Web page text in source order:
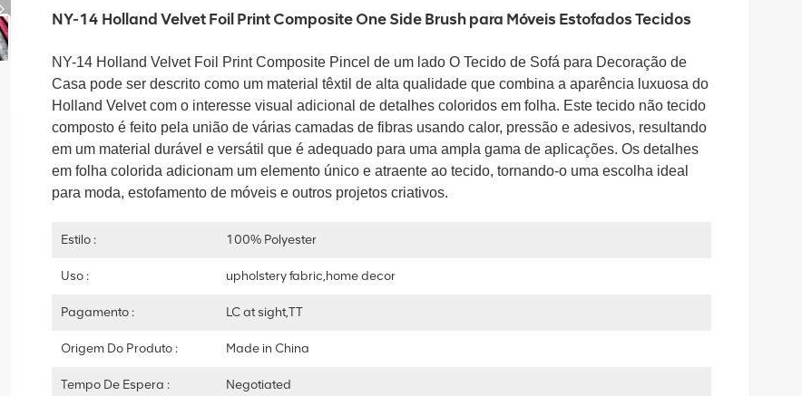
NY-14 Holland Velvet Foil Print Composite One Side Brush para Móveis Estofados Tecidos
NY-14 Holland Velvet Foil Print Composite Pincel de um ladoO Tecido de Sofá para Decoração de
Casa pode ser descrito como um material têxtil de alta qualidade que combina a aparência luxuosa do
Holland Velvet com o interesse visual adicional de detalhes coloridos em folha. Este tecido não tecido
composto é feito pela união de várias camadas de fibras usando calor, pressão e adesivos, resultando
em um material durável e versátil que é adequado para uma ampla gama de aplicações. Os detalhes
em folha colorida adicionam um elemento único e atraente ao tecido, tornando-o uma escolha ideal
para moda, estofamento de móveis e outros projetos criativos.
Estilo : 100% Polyester
Uso : upholstery fabric,home decor
Pagamento : LC at sight,TT
Origem Do Produto : Made in China
Tempo De Espera : Negotiated